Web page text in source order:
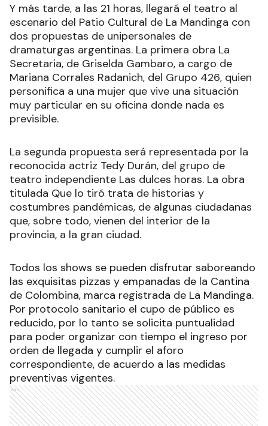
Y más tarde, a las 21 horas, llegará el teatro al
escenario del Patio Cultural de La Mandinga con
dos propuestas de unipersonales de
dramaturgas argentinas. La primera obra La
Secretaria, de Griselda Gambaro, a cargo de
Mariana Corrales Radanich, del Grupo 426, quien
personifica a una mujer que vive una situación
muy particular en su oficina donde nada es
previsible.
La segunda propuesta será representada por la
reconocida actriz Tedy Durán, del grupo de
teatro independiente Las dulces horas. La obra
titulada Que lo tiró trata de historias y
costumbres pandémicas, de algunas ciudadanas
que, sobre todo, vienen del interior de la
provincia, a la gran ciudad.
Todos los shows se pueden disfrutar saboreando
las exquisitas pizzas y empanadas de la Cantina
de Colombina, marca registrada de La Mandinga.
Por protocolo sanitario el cupo de público es
reducido, por lo tanto se solicita puntualidad
para poder organizar con tiempo el ingreso por
orden de llegada y cumplir el aforo
correspondiente, de acuerdo a las medidas
preventivas vigentes.
Ads